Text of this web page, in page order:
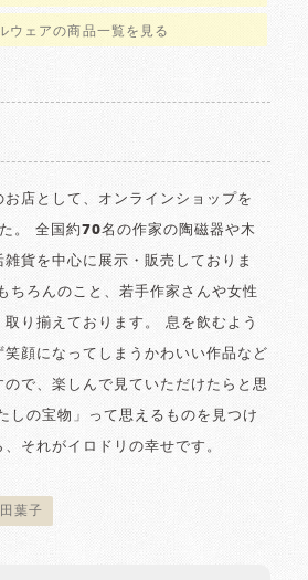
ウェアの商品一覧を見る
店として、オンラインショップを
。 全国約70名の作家の陶磁器や木
貨を中心に展示・販売しておりま
ちろんのこと、若手作家さんや女性
り揃えております。 息を飲むよう
笑顔になってしまうかわいい作品など
で、楽しんで見ていただけたらと思
しの宝物」って思えるものを見つけ
それがイロドリの幸せです。
葉子